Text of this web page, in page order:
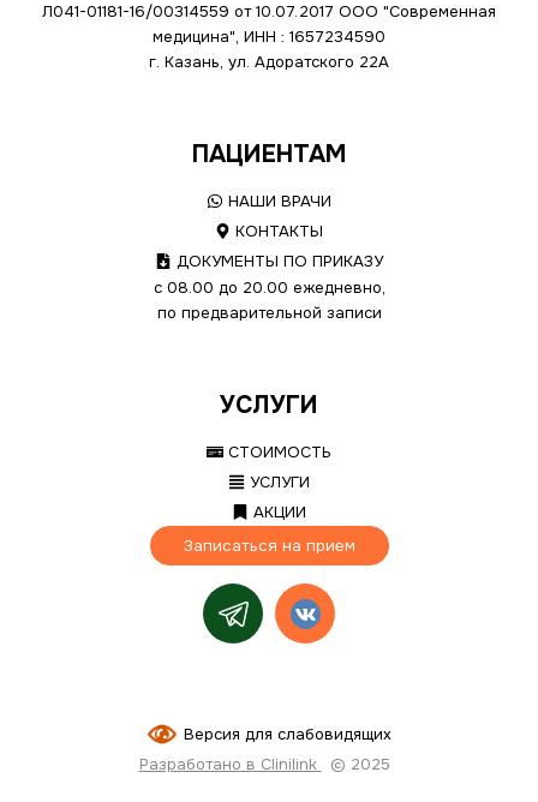
Л041-01181-16/00314559 от 10.07.2017 ООО "Современная
медицина", ИНН : 1657234590
г. Казань, ул. Адоратского 22А
ПАЦИЕНТАМ
НАШИ ВРАЧИ
КОНТАКТЫ
ДОКУМЕНТЫ ПО ПРИКАЗУ
с 08.00 до 20.00 ежедневно,
по предварительной записи
УСЛУГИ
СТОИМОСТЬ
УСЛУГИ
АКЦИИ
Записаться на прием
Версия для слабовидящих
Разработано в Clinilink
© 2025